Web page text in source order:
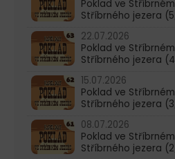
Poklad ve
Stříbrného jezera
22.07.2026
Poklad ve
Stříbrného jezera
15.07.2026
Poklad ve
Stříbrného jezera
08.07.2026
Poklad ve
Stříbrného jezera